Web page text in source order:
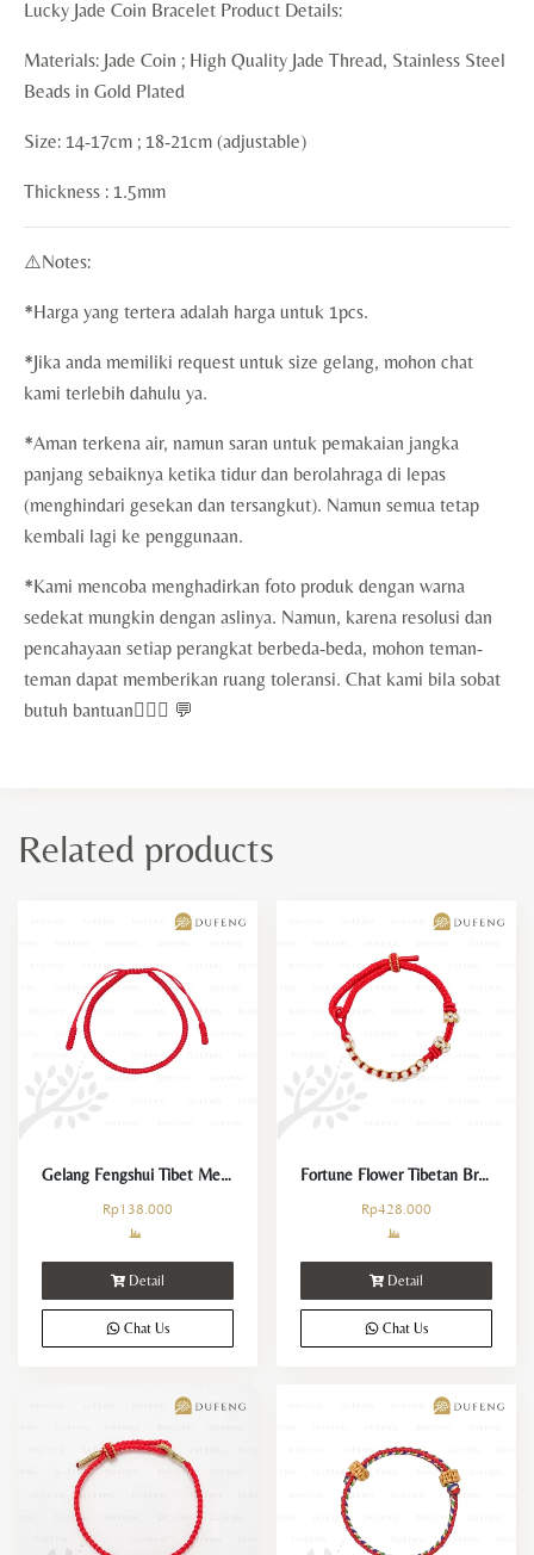
Lucky Jade Coin Bracelet Product Details:
Materials: Jade Coin ; High Quality Jade Thread, Stainless Steel
Beads in Gold Plated
Size: 14-17cm ; 18-21cm (adjustable)
Thickness : 1.5mm
⚠️Notes:
*Harga yang tertera adalah harga untuk 1pcs.
*Jika anda memiliki request untuk size gelang, mohon chat
kami terlebih dahulu ya.
*Aman terkena air, namun saran untuk pemakaian jangka
panjang sebaiknya ketika tidur dan berolahraga di lepas
(menghindari gesekan dan tersangkut). Namun semua tetap
kembali lagi ke penggunaan.
*Kami mencoba menghadirkan foto produk dengan warna
sedekat mungkin dengan aslinya. Namun, karena resolusi dan
pencahayaan setiap perangkat berbeda-beda, mohon teman-
teman dapat memberikan ruang toleransi. Chat kami bila sobat
butuh bantuan🙇🏻‍♀️ 💬
Related products
Gelang Fengshui Tibet Merah Keberuntungan dan Kemakmuran
Rp138.000
Detail
Chat Us
Fortune Flower Tibetan Bracelet
Rp428.000
Detail
Chat Us